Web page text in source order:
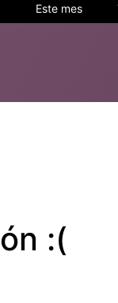
Este mes
:(